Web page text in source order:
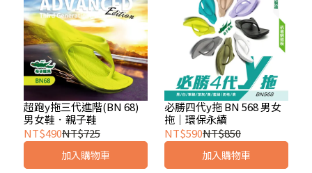
超跑y拖三代進階(BN 68)
男女鞋．親子鞋
NT$490NT$725
加入購物車
必勝四代y拖 BN 568 男女
拖｜環保永續
NT$590NT$850
加入購物車